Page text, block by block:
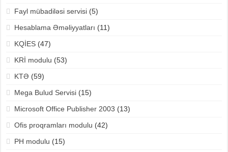
Fayl mübadiləsi servisi(5)
Hesablama Əməliyyatları (11)
KQİES(47)
KRİ modulu (53)
KTƏ (59)
Mega Bulud Servisi(15)
Microsoft Office Publisher 2003 (13)
Ofis proqramları modulu (42)
PH modulu (15)